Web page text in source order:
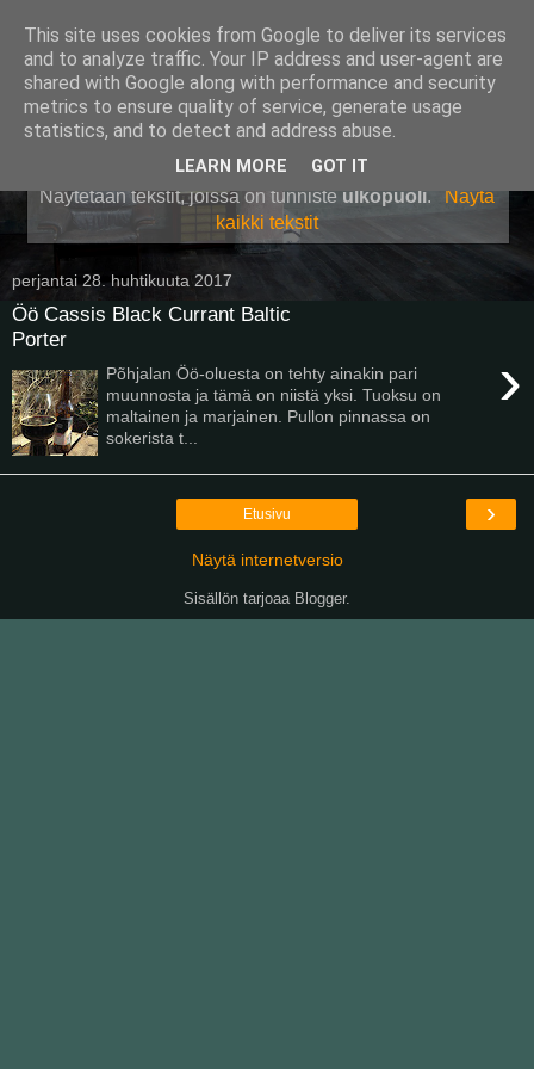
Pullollinen
Näytetään tekstit, joissa on tunniste ulkopuoli.
Näytä
kaikki tekstit
perjantai 28. huhtikuuta 2017
Öö Cassis Black Currant Baltic
Porter
›
Põhjalan Öö-oluesta on tehty ainakin pari
muunnosta ja tämä on niistä yksi. Tuoksu on
maltainen ja marjainen. Pullon pinnassa on
sokerista t...
›
Etusivu
Näytä internetversio
Sisällön tarjoaa Blogger.
This site uses cookies from Google to deliver its services
and to analyze traffic. Your IP address and user-agent are
shared with Google along with performance and security
metrics to ensure quality of service, generate usage
statistics, and to detect and address abuse.
LEARN MORE GOT IT